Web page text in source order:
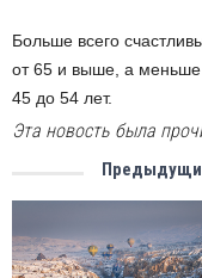
Больше всего
от 65 и выше, а меньше
45 до 54 лет.
Эта новость была